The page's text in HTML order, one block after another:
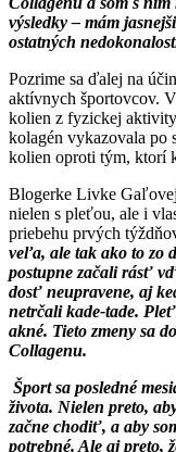
výsledky – mám
ostatných
Pozrime sa ďalej na
aktívnych športovcov.
kolien z fyzickej
kolagén vykazovala po
kolien oproti tým, ktorí
Blogerke Livke
nielen s pleťou, ale i
priebehu prvých
veľa, ale tak ako to zo
postupne začali rásť
dosť neupravene, aj
netrčali kade-tade.
akné. Tieto zmeny sa
Collagenu.
Šport sa posledné
života. Nielen preto,
začne chodiť, a aby
potrebné. Ale aj preto,